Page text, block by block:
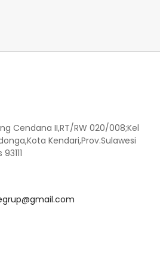
Cendana II,RT/RW 020/008;Kel
Kendari,Prov.Sulawesi